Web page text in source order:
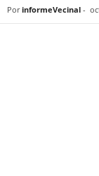
Por informeVecinal -